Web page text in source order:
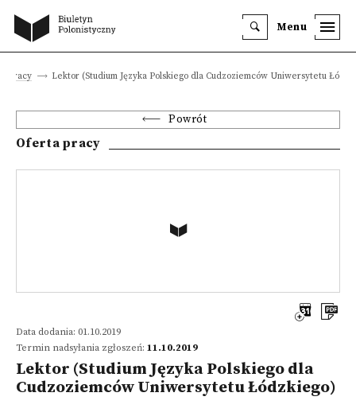
Menu
pracy Lektor (Studium Języka Polskiego dla Cudzoziemców Uniwersytetu
Powrót
Oferta pracy
Data dodania: 01.10.2019
Termin nadsyłania zgłoszeń: 11.10.2019
Lektor (Studium Języka Polskiego dla
Cudzoziemców Uniwersytetu Łódzkiego)